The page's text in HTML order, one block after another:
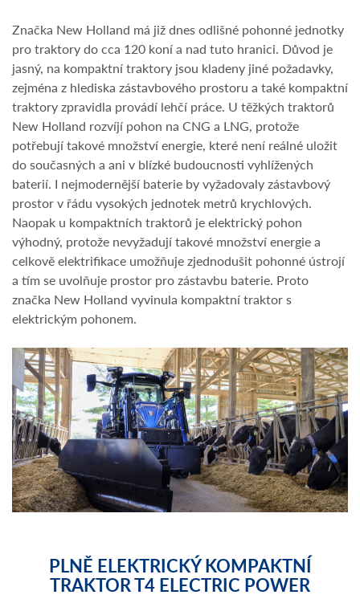
Značka New Holland má již dnes odlišné pohonné jednotky
pro traktory do cca 120 koní a nad tuto hranici. Důvod je
jasný, na kompaktní traktory jsou kladeny jiné požadavky,
zejména z hlediska zástavbového prostoru a také kompaktní
traktory zpravidla provádí lehčí práce. U těžkých traktorů
New Holland rozvíjí pohon na CNG a LNG, protože
potřebují takové množství energie, které není reálné uložit
do současných a ani v blízké budoucnosti vyhlížených
baterií. I nejmodernější baterie by vyžadovaly zástavbový
prostor v řádu vysokých jednotek metrů krychlových.
Naopak u kompaktních traktorů je elektrický pohon
výhodný, protože nevyžadují takové množství energie a
celkově elektrifikace umožňuje zjednodušit pohonné ústrojí
a tím se uvolňuje prostor pro zástavbu baterie. Proto
značka New Holland vyvinula kompaktní traktor s
elektrickým pohonem.
PLNĚ ELEKTRICKÝ KOMPAKTNÍ
TRAKTOR T4 ELECTRIC POWER